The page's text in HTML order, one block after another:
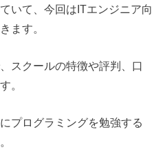
いて、今回はITエンジニア向
ます。
スクールの特徴や評判、口
。
プログラミングを勉強する